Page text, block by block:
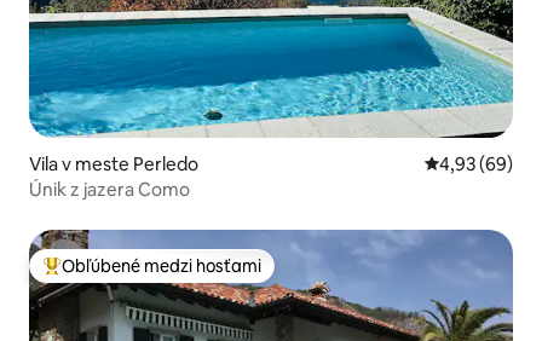
Vila v meste Perledo Priemerné
4,93 (69)
Únik z jazera Como
Najobľúbenejšie medzi hosťami
Obľúbené medzi hosťami